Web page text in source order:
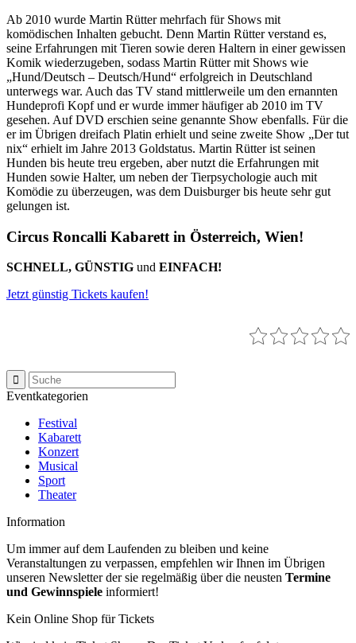
Ab 2010 wurde Martin Rütter mehrfach für Shows mit
komödischen Inhalten gebucht. Denn Martin Rütter verstand es,
seine Erfahrungen mit Tieren sowie deren Haltern in einer gewissen
Komik wiederzugeben, sodass Martin Rütter mit Shows wie
„Hund/Deutsch – Deutsch/Hund“ erfolgreich in Deutschland
unterwegs war. Auch das TV stand mittlerweile um den ernannten
Hundeprofi Kopf und er wurde immer häufiger ab 2010 im TV
gesehen. Auf DVD erschien seine genannte Show ebenfalls. Für die
er im Übrigen dreifach Platin erhielt und seine zweite Show „Der tut
nix“ erhielt im Jahre 2013 Goldstatus. Martin Rütter ist seinen
Hunden bis heute treu ergeben, aber nutzt die Erfahrungen mit
Hunden sowie Halter, um neben der Tierpsychologie auch mit
Komödie zu überzeugen, was dem Duisburger bis heute sehr gut
gelungen ist.
Circus Roncalli Kabarett in Österreich, Wien!
SCHNELL, GÜNSTIG und EINFACH!
Jetzt günstig Tickets kaufen!
Eventkategorien
Festival
Kabarett
Konzert
Musical
Sport
Theater
Information
Um immer auf dem Laufenden zu bleiben und keine
Veranstaltungen zu verpassen, empfehlen wir Ihnen im Übrigen
unseren Newsletter der sie regelmäßig über die neusten Termine
und Gewinnspiele informiert!
Kein Online Shop für Tickets